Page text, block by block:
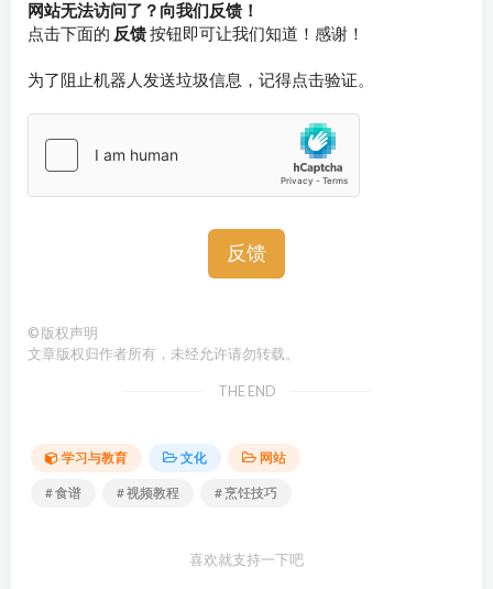
网站无法访问了？向我们反馈！
点击下面的 反馈按钮即可让我们知道！感谢！
为了阻止机器人发送垃圾信息，记得点击验证。
反馈
© 版权声明
文章版权归作者所有，未经允许请勿转载。
THE END
学习与教育 文化 网站
# 食谱 # 视频教程 # 烹饪技巧
喜欢就支持一下吧